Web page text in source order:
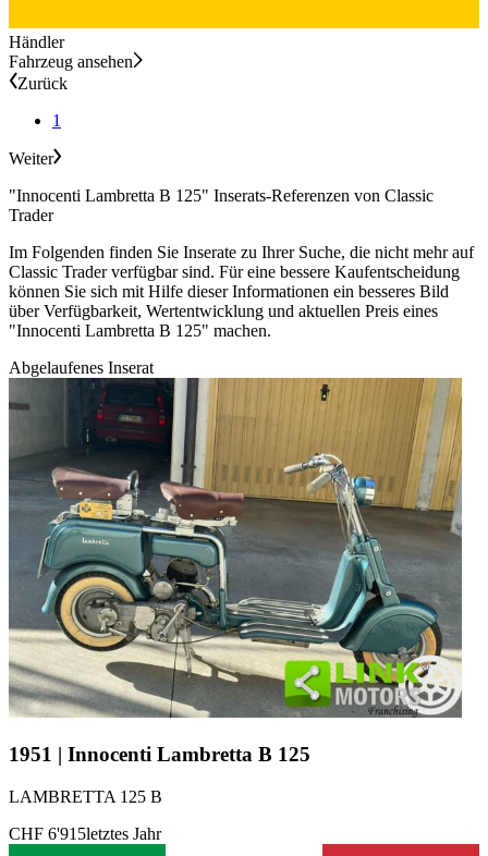
Händler
Fahrzeug ansehen
Zurück
1
Weiter
"Innocenti Lambretta B 125" Inserats-Referenzen von Classic
Trader
Im Folgenden finden Sie Inserate zu Ihrer Suche, die nicht mehr auf
Classic Trader verfügbar sind. Für eine bessere Kaufentscheidung
können Sie sich mit Hilfe dieser Informationen ein besseres Bild
über Verfügbarkeit, Wertentwicklung und aktuellen Preis eines
"Innocenti Lambretta B 125" machen.
Abgelaufenes Inserat
1951 | Innocenti Lambretta B 125
LAMBRETTA 125 B
CHF 6'915letztes Jahr